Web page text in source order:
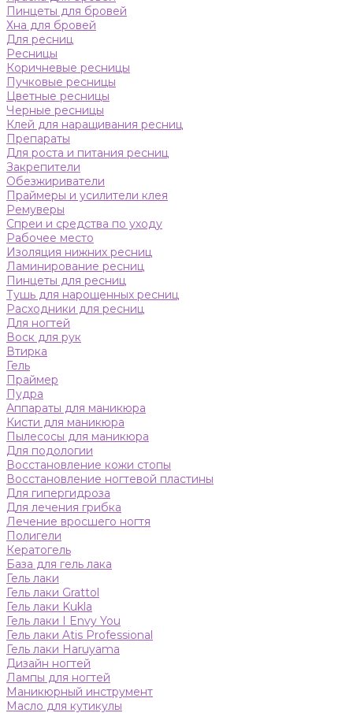
Пинцеты для бровей
Хна для бровей
Для ресниц
Ресницы
Коричневые ресницы
Пучковые ресницы
Цветные ресницы
Черные ресницы
Клей для наращивания ресниц
Препараты
Для роста и питания ресниц
Закрепители
Обезжириватели
Праймеры и усилители клея
Ремуверы
Спреи и средства по уходу
Рабочее место
Изоляция нижних ресниц
Ламинирование ресниц
Пинцеты для ресниц
Тушь для нарощенных ресниц
Расходники для ресниц
Для ногтей
Воск для рук
Втирка
Гель
Праймер
Пудра
Аппараты для маникюра
Кисти для маникюра
Пылесосы для маникюра
Для подологии
Восстановление кожи стопы
Восстановление ногтевой пластины
Для гипергидроза
Для лечения грибка
Лечение вросшего ногтя
Полигели
Кератогель
База для гель лака
Гель лаки
Гель лаки Grattol
Гель лаки Kukla
Гель лаки I Envy You
Гель лаки Atis Professional
Гель лаки Haruyama
Дизайн ногтей
Лампы для ногтей
Маникюрный инструмент
Масло для кутикулы